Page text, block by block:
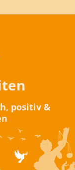
positiv &